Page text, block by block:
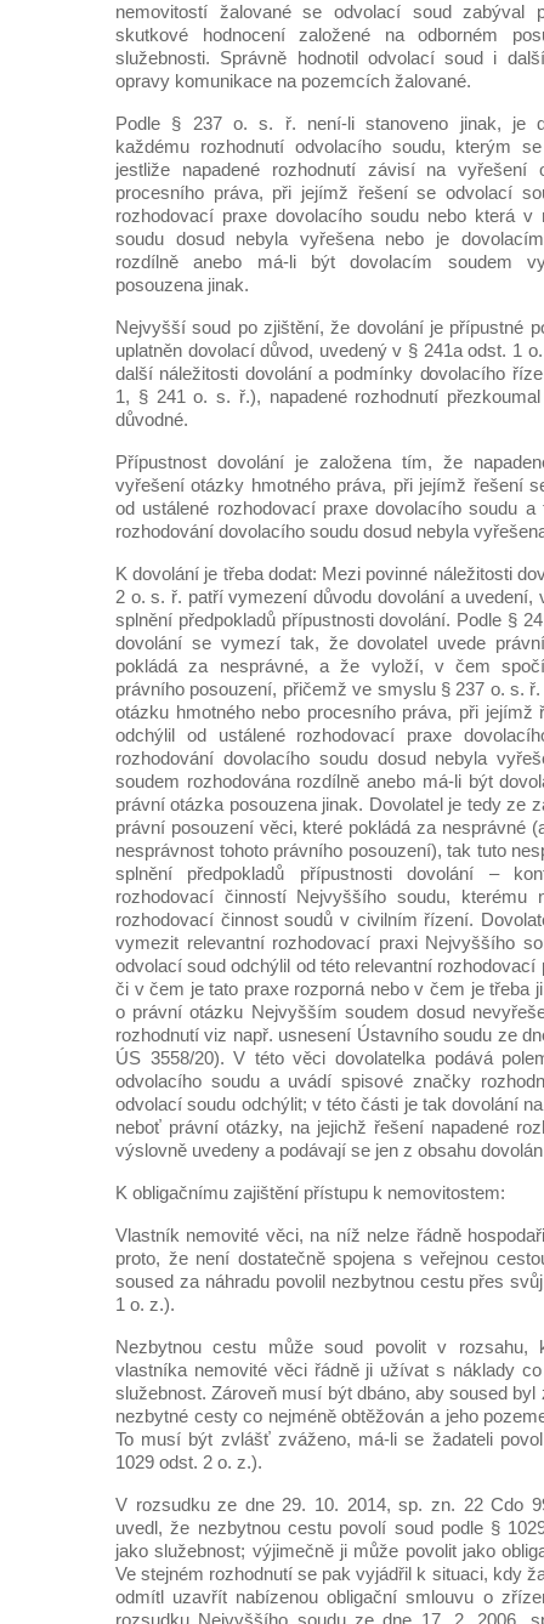
nemovitostí žalované se odvolací soud zabýval
skutkové hodnocení založené na odborném
služebnosti. Správně hodnotil odvolací soud i
opravy komunikace na pozemcích žalované.
Podle § 237 o. s. ř. není-li stanoveno jinak, je
každému rozhodnutí odvolacího soudu, kterým
jestliže napadené rozhodnutí závisí na vyřešení
procesního práva, při jejímž řešení se odvolací
rozhodovací praxe dovolacího soudu nebo která v
soudu dosud nebyla vyřešena nebo je
rozdílně anebo má-li být dovolacím soudem
posouzena jinak.
Nejvyšší soud po zjištění, že dovolání je přípustné
uplatněn dovolací důvod, uvedený v § 241a odst. 1
další náležitosti dovolání a podmínky dovolacího
1, § 241 o. s. ř.), napadené rozhodnutí
důvodné.
Přípustnost dovolání je založena tím, že
vyřešení otázky hmotného práva, při jejímž řešení
od ustálené rozhodovací praxe dovolacího soudu
rozhodování dovolacího soudu dosud nebyla
K dovolání je třeba dodat: Mezi povinné náležitosti
2 o. s. ř. patří vymezení důvodu dovolání a uvedení,
splnění předpokladů přípustnosti dovolání. Podle §
dovolání se vymezí tak, že dovolatel uvede
pokládá za nesprávné, a že vyloží, v čem
právního posouzení, přičemž ve smyslu § 237 o. s.
otázku hmotného nebo procesního práva, při jejímž
odchýlil od ustálené rozhodovací praxe
rozhodování dovolacího soudu dosud nebyla
soudem rozhodována rozdílně anebo má-li být
právní otázka posouzena jinak. Dovolatel je tedy ze
právní posouzení věci, které pokládá za nesprávné
nesprávnost tohoto právního posouzení), tak tuto
splnění předpokladů přípustnosti dovolání –
rozhodovací činností Nejvyššího soudu, kterému
rozhodovací činnost soudů v civilním řízení.
vymezit relevantní rozhodovací praxi Nejvyššího
odvolací soud odchýlil od této relevantní
či v čem je tato praxe rozporná nebo v čem je třeba
o právní otázku Nejvyšším soudem dosud
rozhodnutí viz např. usnesení Ústavního soudu ze
ÚS 3558/20). V této věci dovolatelka podává
odvolacího soudu a uvádí spisové značky
odvolací soudu odchýlit; v této části je tak dovolání
neboť právní otázky, na jejichž řešení napadené
výslovně uvedeny a podávají se jen z obsahu
K obligačnímu zajištění přístupu k nemovitostem:
Vlastník nemovité věci, na níž nelze řádně
proto, že není dostatečně spojena s veřejnou
soused za náhradu povolil nezbytnou cestu přes
1 o. z.).
Nezbytnou cestu může soud povolit v rozsahu,
vlastníka nemovité věci řádně ji užívat s náklady
služebnost. Zároveň musí být dbáno, aby soused
nezbytné cesty co nejméně obtěžován a jeho
To musí být zvlášť zváženo, má-li se žadateli
1029 odst. 2 o. z.).
V rozsudku ze dne 29. 10. 2014, sp. zn. 22 Cdo
uvedl, že nezbytnou cestu povolí soud podle §
jako služebnost; výjimečně ji může povolit jako
Ve stejném rozhodnutí se pak vyjádřil k situaci, kdy
odmítl uzavřít nabízenou obligační smlouvu o
rozsudku Nejvyššího soudu ze dne 17. 2. 2006,